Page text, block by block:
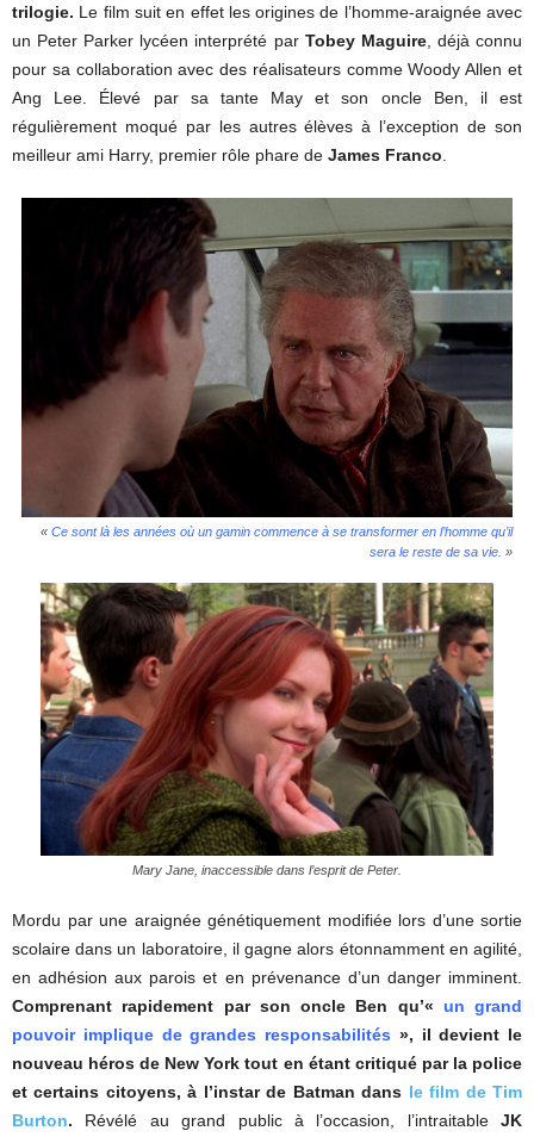
trilogie. Le film suit en effet les origines de l’homme-araignée avec
un Peter Parker lycéen interprété par Tobey Maguire, déjà connu
pour sa collaboration avec des réalisateurs comme Woody Allen et
Ang Lee. Élevé par sa tante May et son oncle Ben, il est
régulièrement moqué par les autres élèves à l’exception de son
meilleur ami Harry, premier rôle phare de James Franco
« Ce sont là les années où un gamin commence à se transformer en l’homme qu’il
sera le reste de sa vie. »
Mary Jane, inaccessible dans l’esprit de Peter.
Mordu par une araignée génétiquement modifiée lors d’une sortie
scolaire dans un laboratoire, il gagne alors étonnamment en agilité,
en adhésion aux parois et en prévenance d’un danger imminent.
Comprenant rapidement par son oncle Ben qu’« un grand
pouvoir implique de grandes responsabilités », il devient le
nouveau héros de New York tout en étant critiqué par la police
et certains citoyens, à l’instar de Batman dans le film de Tim
Burton. Révélé au grand public à l’occasion, l’intraitable JK